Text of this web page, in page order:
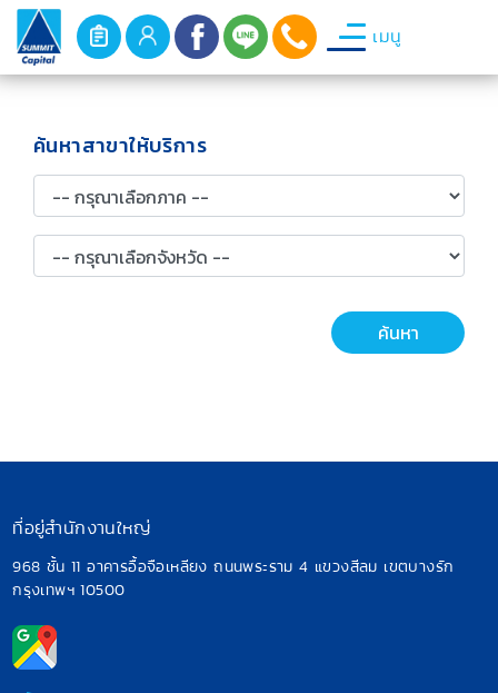
เมนู
ค้นหาสาขาให้บริการ
ค้นหา
ที่อยู่สำนักงานใหญ่
968 ชั้น 11 อาคารอื้อจือเหลียง ถนนพระราม 4 แขวงสีลม เขตบางรัก
กรุงเทพฯ 10500